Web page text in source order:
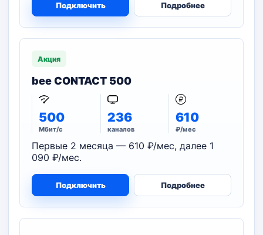
Подключить Подробнее
Акция
bee CONTACT 500
500
Мбит/с
236
каналов
610
₽/мес
Первые 2 месяца — 610 ₽/мес, далее 1
090 ₽/мес.
Подключить Подробнее